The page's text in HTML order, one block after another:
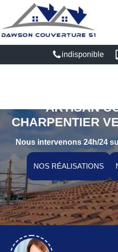
indisponible
ARTISAN
CHARPENTIER
Nous intervenons 24h/24
NOS RÉALISATIONS